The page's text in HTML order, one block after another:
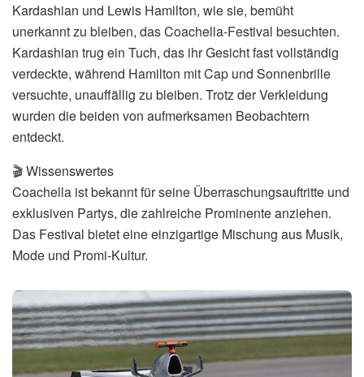
Kardashian und Lewis Hamilton, wie sie, bemüht
unerkannt zu bleiben, das Coachella-Festival besuchten.
Kardashian trug ein Tuch, das ihr Gesicht fast vollständig
verdeckte, während Hamilton mit Cap und Sonnenbrille
versuchte, unauffällig zu bleiben. Trotz der Verkleidung
wurden die beiden von aufmerksamen Beobachtern
entdeckt.
🎬 Wissenswertes
Coachella ist bekannt für seine Überraschungsauftritte und
exklusiven Partys, die zahlreiche Prominente anziehen.
Das Festival bietet eine einzigartige Mischung aus Musik,
Mode und Promi-Kultur.